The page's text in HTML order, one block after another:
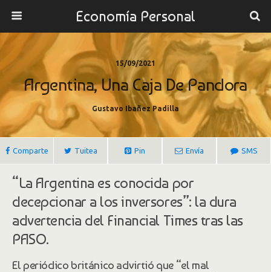
Economía Personal
15/09/2021
Argentina, Una Caja De Pandora
Gustavo Ibañez Padilla
Comparte Tuitea Pin Envía SMS
“La Argentina es conocida por
decepcionar a los inversores”: la dura
advertencia del Financial Times tras las
PASO.
El periódico británico advirtió que “el mal